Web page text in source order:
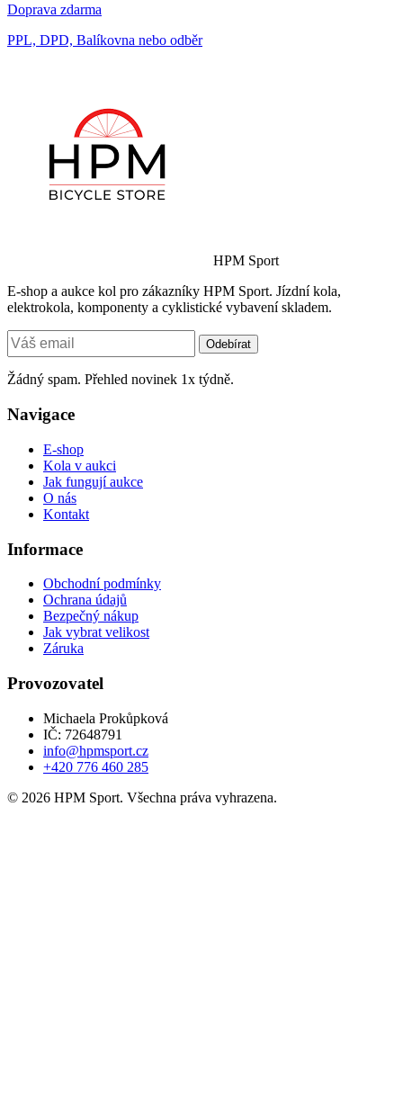
Doprava zdarma
PPL, DPD, Balíkovna nebo odběr
HPM Sport
E-shop a aukce kol pro zákazníky HPM Sport. Jízdní kola,
elektrokola, komponenty a cyklistické vybavení skladem.
Odebírat
Žádný spam. Přehled novinek 1x týdně.
Navigace
E-shop
Kola v aukci
Jak fungují aukce
O nás
Kontakt
Informace
Obchodní podmínky
Ochrana údajů
Bezpečný nákup
Jak vybrat velikost
Záruka
Provozovatel
Michaela Prokůpková
IČ: 72648791
info@hpmsport.cz
+420 776 460 285
© 2026 HPM Sport. Všechna práva vyhrazena.